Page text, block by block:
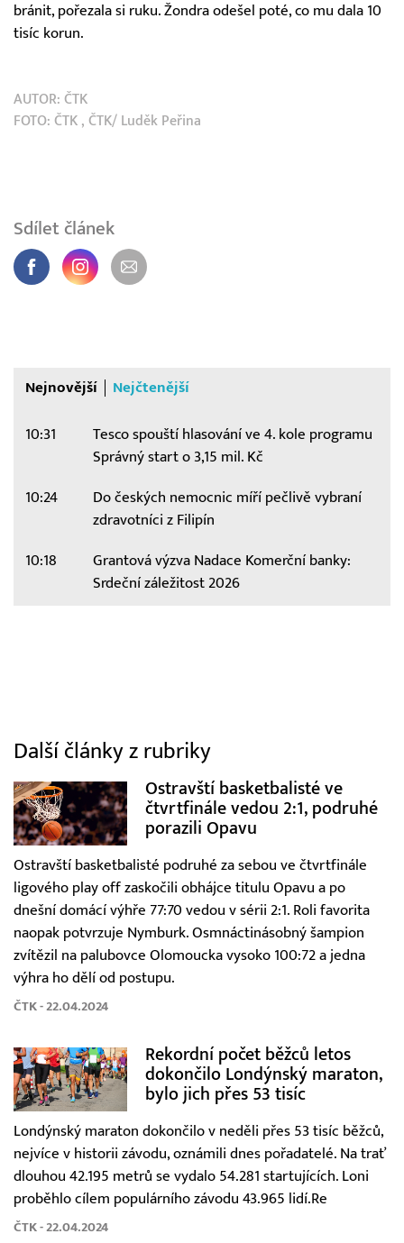
bránit, pořezala si ruku. Žondra odešel poté, co mu dala 10
tisíc korun.
AUTOR: ČTK
FOTO: ČTK , ČTK/ Luděk Peřina
Sdílet článek
Nejnovější Nejčtenější
10:31
Tesco spouští hlasování ve 4. kole programu
Správný start o 3,15 mil. Kč
10:24
Do českých nemocnic míří pečlivě vybraní
zdravotníci z Filipín
10:18
Grantová výzva Nadace Komerční banky:
Srdeční záležitost 2026
Další články z rubriky
Ostravští basketbalisté ve
čtvrtfinále vedou 2:1, podruhé
porazili Opavu
Ostravští basketbalisté podruhé za sebou ve čtvrtfinále
ligového play off zaskočili obhájce titulu Opavu a po
dnešní domácí výhře 77:70 vedou v sérii 2:1. Roli favorita
naopak potvrzuje Nymburk. Osmnáctinásobný šampion
zvítězil na palubovce Olomoucka vysoko 100:72 a jedna
výhra ho dělí od postupu.
ČTK - 22.04.2024
Rekordní počet běžců letos
dokončilo Londýnský maraton,
bylo jich přes 53 tisíc
Londýnský maraton dokončilo v neděli přes 53 tisíc běžců,
nejvíce v historii závodu, oznámili dnes pořadatelé. Na trať
dlouhou 42.195 metrů se vydalo 54.281 startujících. Loni
proběhlo cílem populárního závodu 43.965 lidí.Re
ČTK - 22.04.2024